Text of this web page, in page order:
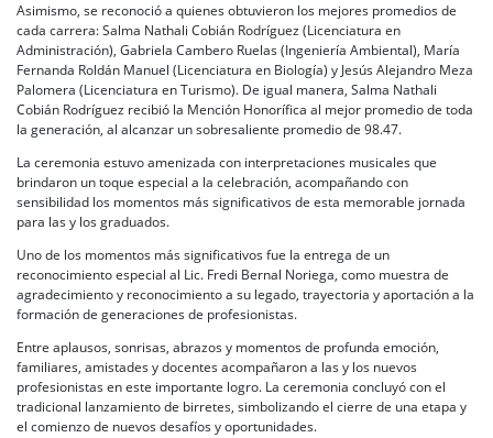
Asimismo, se reconoció a quienes obtuvieron los mejores promedios de
cada carrera: Salma Nathali Cobián Rodríguez (Licenciatura en
Administración), Gabriela Cambero Ruelas (Ingeniería Ambiental), María
Fernanda Roldán Manuel (Licenciatura en Biología) y Jesús Alejandro Meza
Palomera (Licenciatura en Turismo). De igual manera, Salma Nathali
Cobián Rodríguez recibió la Mención Honorífica al mejor promedio de toda
la generación, al alcanzar un sobresaliente promedio de 98.47.
La ceremonia estuvo amenizada con interpretaciones musicales que
brindaron un toque especial a la celebración, acompañando con
sensibilidad los momentos más significativos de esta memorable jornada
para las y los graduados.
Uno de los momentos más significativos fue la entrega de un
reconocimiento especial al Lic. Fredi Bernal Noriega, como muestra de
agradecimiento y reconocimiento a su legado, trayectoria y aportación a la
formación de generaciones de profesionistas.
Entre aplausos, sonrisas, abrazos y momentos de profunda emoción,
familiares, amistades y docentes acompañaron a las y los nuevos
profesionistas en este importante logro. La ceremonia concluyó con el
tradicional lanzamiento de birretes, simbolizando el cierre de una etapa y
el comienzo de nuevos desafíos y oportunidades.